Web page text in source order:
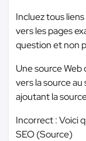
Incluez tous
vers les pages
question et non
Une source
vers la source
ajoutant la
Incorrect : Voici
SEO (Source)